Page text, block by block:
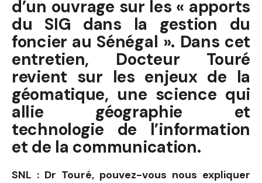
d’un ouvrage sur les « apports
du SIG dans la gestion du
foncier au Sénégal ». Dans cet
entretien, Docteur Touré
revient sur les enjeux de la
géomatique, une science qui
allie géographie et
technologie de l’information
et de la communication.
SNL : Dr Touré, pouvez-vous nous expliquer